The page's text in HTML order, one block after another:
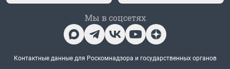
Мы в соцсетях
Контактные данные для Роскомнадзора и государственных органов